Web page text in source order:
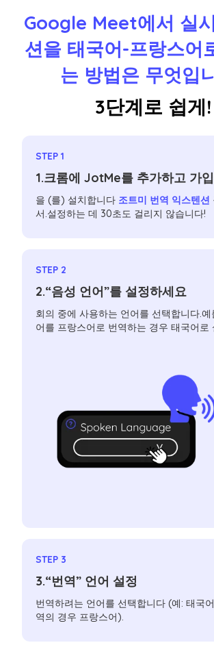
Google Meet에서 실
션을 태국어-프랑스어
는 방법은 무엇입
3단계로 쉽게!
STEP 1
1.크롬에 JotMe를 추가하고 가
을 (를) 설치합니다 조트미 번역 익스텐션
서.설정하는 데 30초도 걸리지 않습니다!
STEP 2
2.“음성 언어”를 설정하세요
회의 중에 사용하는 언어를 선택합니다.
어를 프랑스어로 번역하는 경우 태국어로
STEP 3
3.“번역” 언어 설정
번역하려는 언어를 선택합니다 (예: 태국
역의 경우 프랑스어).